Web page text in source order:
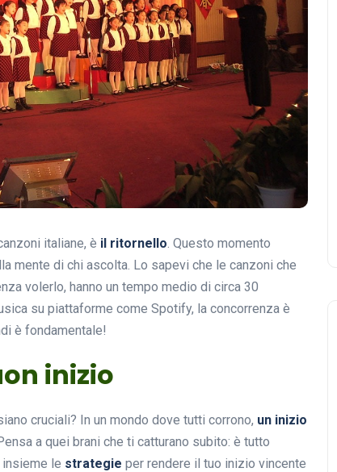
italiane, è il ritornello. Questo momento
mente di chi ascolta. Lo sapevi che le canzoni che
volerlo, hanno un tempo medio di circa 30
su piattaforme come Spotify, la concorrenza è
è fondamentale!
inizio
cruciali? In un mondo dove tutti corrono, un inizio
a quei brani che ti catturano subito: è tutto
le strategie per rendere il tuo inizio vincente
Musica